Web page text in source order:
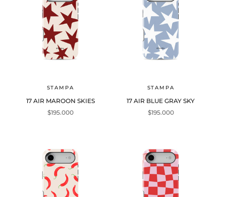
STAMPA
17 AIR MAROON SKIES
Precio de oferta
$195.000
STAMPA
17 AIR BLUE GRAY SKY
Precio de oferta
$195.000